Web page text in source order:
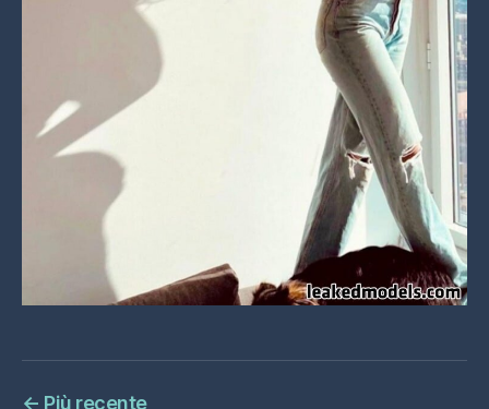
← Più recente